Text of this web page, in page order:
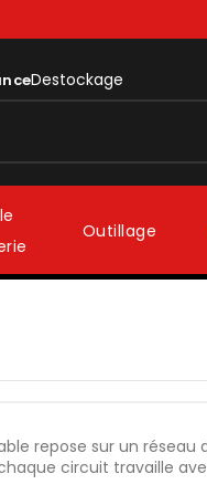
Destockage
Outillage
repose sur un
circuit travaille